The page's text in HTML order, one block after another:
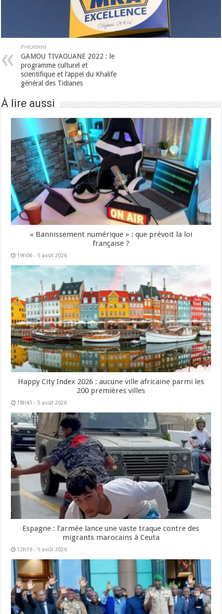
Précédent
GAMOU TIVAOUANE 2022 : le
programme culturel et
scientifique et l’appel du Khalife
général des Tidianes
À lire aussi
« Bannissement numérique » : que prévoit la loi
française ?
19h06 - 5 août 2026
Happy City Index 2026 : aucune ville africaine parmi les
200 premières villes
18h43 - 5 août 2026
Espagne : l’armée lance une vaste traque contre des
migrants marocains à Ceuta
12h19 - 5 août 2026